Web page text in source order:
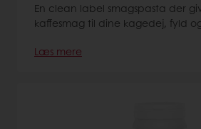
En clean label smagspasta der
kaffesmag til dine kagedej, fyld
Læs mere